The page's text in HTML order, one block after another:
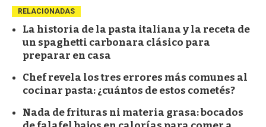
RELACIONADAS
La historia de la pasta italiana y la receta de
un spaghetti carbonara clásico para
preparar en casa
Chef revela los tres errores más comunes al
cocinar pasta: ¿cuántos de estos cometés?
Nada de frituras ni materia grasa: bocados